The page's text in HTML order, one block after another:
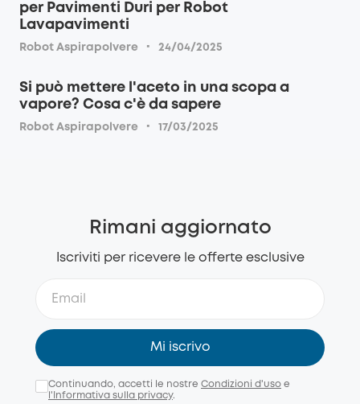
per Pavimenti Duri per Robot
Lavapavimenti
Robot Aspirapolvere · 24/04/2025
Si può mettere l'aceto in una scopa a
vapore? Cosa c'è da sapere
Robot Aspirapolvere · 17/03/2025
Rimani aggiornato
Iscriviti per ricevere le offerte esclusive
Mi iscrivo
Continuando, accetti le nostre Condizioni d'uso e
l'Informativa sulla privacy.